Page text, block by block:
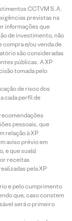
adia
de
as
Rumo
CCTVM S.A.
previstas na
informações que
de investimento, não
e/ou venda de
são consideradas
públicas. A XP
tomada pelo
de risco dos
cada perfil de
pessoais, que
relação à XP
aviso prévio em
e que sua(s)
receitas
pela XP
e pelo cumprimento
que, caso constem
será o primeiro